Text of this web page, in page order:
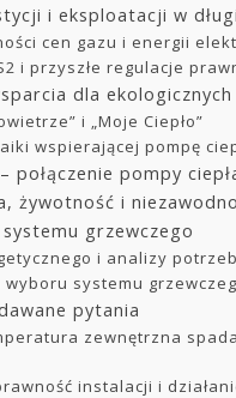
i eksploatacji w
cen gazu i energii
i przyszłe regulacje
dla
i „Moje Ciepło”
wspierającej pompę
połączenie pompy
żywotność i
grzewczego
i analizy
systemu
pytania
zewnętrzna
instalacji i